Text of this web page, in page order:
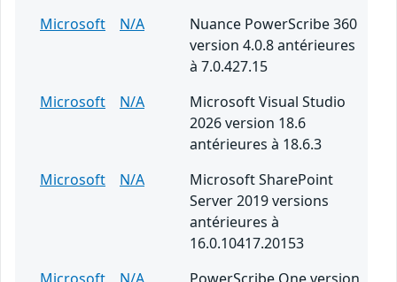
Microsoft
N/A
Nuance PowerScribe 360
version 4.0.8 antérieures
à 7.0.427.15
Microsoft
N/A
Microsoft Visual Studio
2026 version 18.6
antérieures à 18.6.3
Microsoft
N/A
Microsoft SharePoint
Server 2019 versions
antérieures à
16.0.10417.20153